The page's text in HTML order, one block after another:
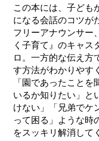
この本には、子ども
になる会話のコツが
フリーアナウンサー
く子育て』のキャス
ロ。一方的な伝え方
す方法がわかりやす
「園であったこと
いるか知りたい」と
けない」「兄弟でケ
って困る」ような時
をスッキリ解消して